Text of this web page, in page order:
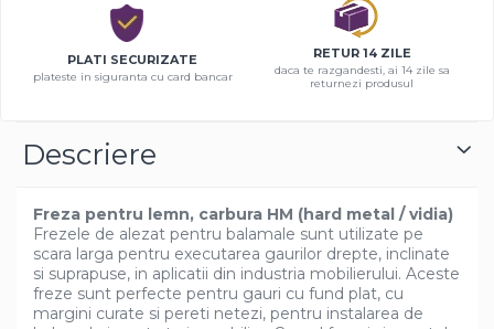
PLATI SECURIZATE
plateste in siguranta cu card bancar
RETUR 14 ZILE
daca te razgandesti, ai 14 zile sa
returnezi produsul
Descriere
Freza pentru lemn, carbura HM (hard metal / vidia)
Frezele de alezat pentru balamale sunt utilizate pe
scara larga pentru executarea gaurilor drepte, inclinate
si suprapuse, in aplicatii din industria mobilierului. Aceste
freze sunt perfecte pentru gauri cu fund plat, cu
margini curate si pereti netezi, pentru instalarea de